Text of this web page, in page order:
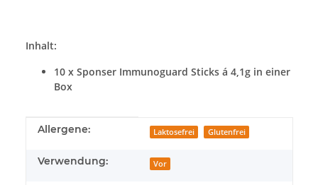
Inhalt:
10 x Sponser Immunoguard Sticks á 4,1g in einer
Box
Produkteigenschaft
Wert
Allergene: Laktosefrei Glutenfrei
Verwendung: Vor